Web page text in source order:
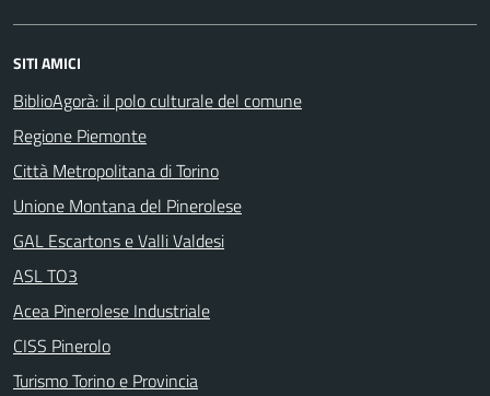
SITI AMICI
BiblioAgorà: il polo culturale del comune
Regione Piemonte
Città Metropolitana di Torino
Unione Montana del Pinerolese
GAL Escartons e Valli Valdesi
ASL TO3
Acea Pinerolese Industriale
CISS Pinerolo
Turismo Torino e Provincia